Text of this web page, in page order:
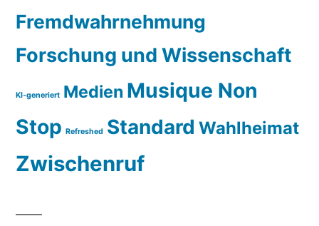
Fremdwahrnehmung
Forschung und Wissenschaft
KI-generiert Medien Musique Non
Stop Refreshed Standard Wahlheimat
Zwischenruf